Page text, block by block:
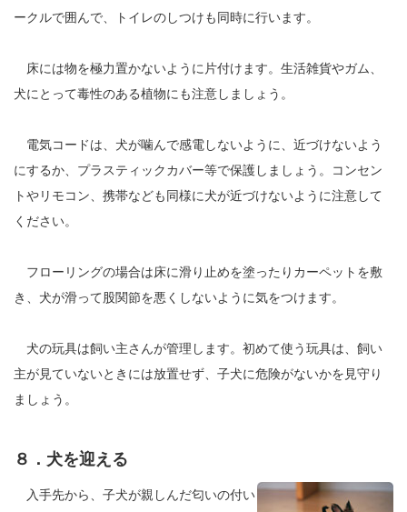
ークルで囲んで、トイレのしつけも同時に行います。
床には物を極力置かないように片付けます。生活雑貨やガム、
犬にとって毒性のある植物にも注意しましょう。
電気コードは、犬が噛んで感電しないように、近づけないよう
にするか、プラスティックカバー等で保護しましょう。コンセン
トやリモコン、携帯なども同様に犬が近づけないように注意して
ください。
フローリングの場合は床に滑り止めを塗ったりカーペットを敷
き、犬が滑って股関節を悪くしないように気をつけます。
犬の玩具は飼い主さんが管理します。初めて使う玩具は、飼い
主が見ていないときには放置せず、子犬に危険がないかを見守り
ましょう。
８．犬を迎える
入手先から、子犬が親しんだ匂いの付い